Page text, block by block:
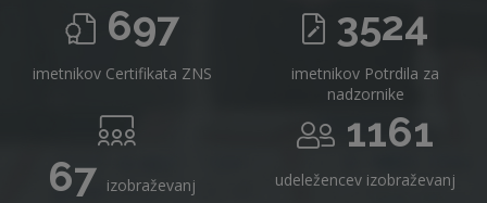
697
imetnikov Certifikata ZNS
3524
imetnikov Potrdila za
nadzornike
67 izobraževanj
1161
udeležencev izobraževanj